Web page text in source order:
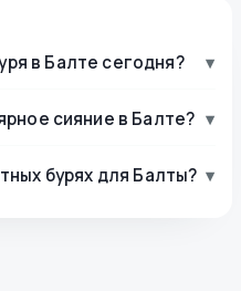
в Балте сегодня? ▾
сияние в Балте? ▾
бурях для Балты? ▾